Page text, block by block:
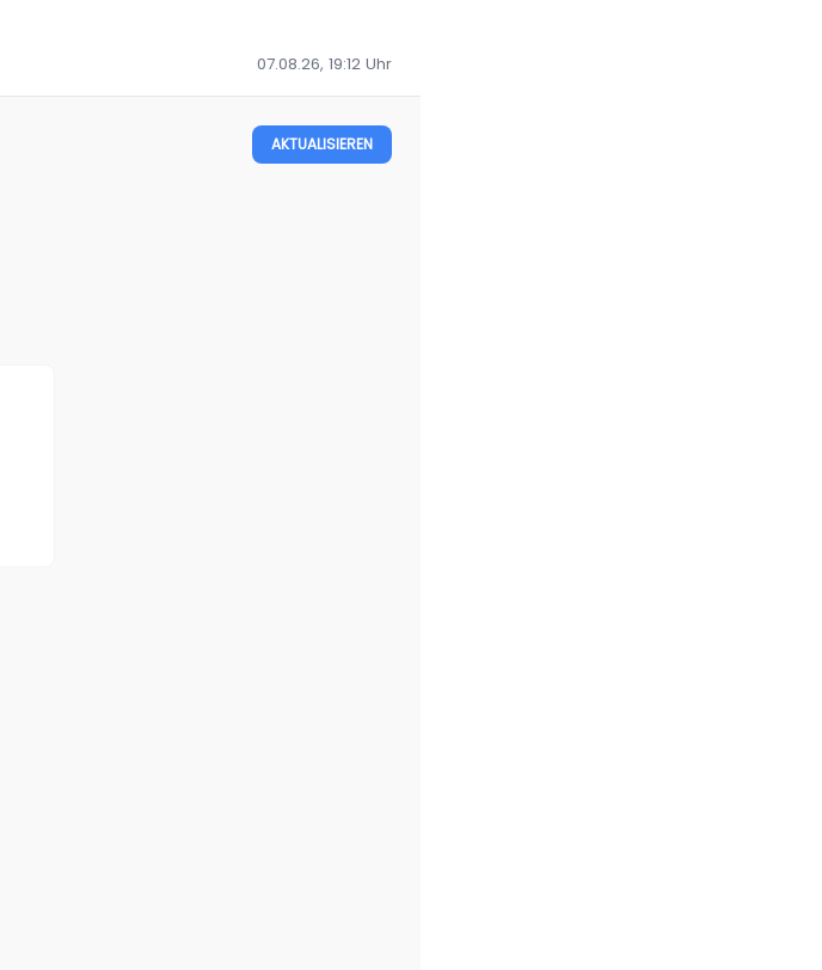
07.08.26, 19:12Uhr
AKTUALISIEREN